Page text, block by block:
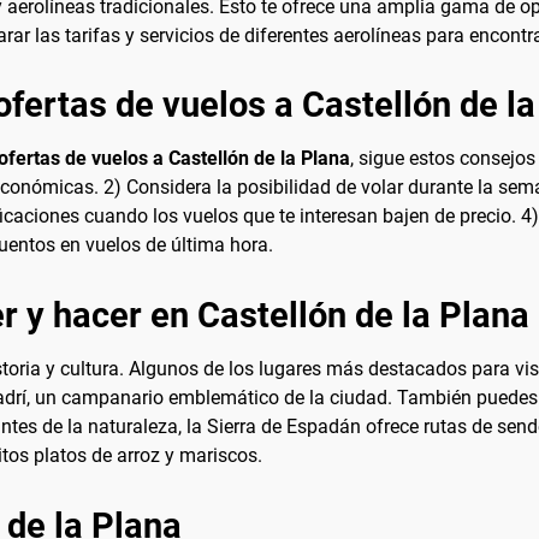
tradicionales. Esto te ofrece una amplia gama de
las tarifas y servicios de diferentes aerolíneas para
de vuelos a Castellón de
de vuelos a Castellón de la Plana, sigue estos
2) Considera la posibilidad de volar durante la
cuando los vuelos que te interesan bajen de precio.
en vuelos de última hora.
y hacer en Castellón de la Plana
y cultura. Algunos de los lugares más destacados para
un campanario emblemático de la ciudad. También
de la naturaleza, la Sierra de Espadán ofrece rutas de
platos de arroz y mariscos.
la Plana